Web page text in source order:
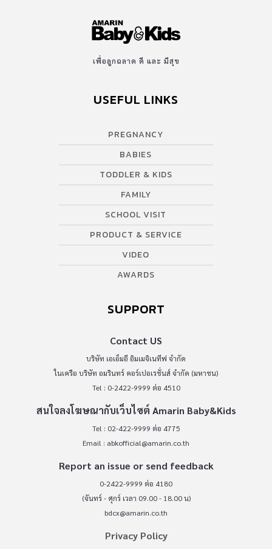
เพื่อลูกฉลาด ดี และ มีสุข
USEFUL LINKS
PREGNANCY
BABIES
TODDLER & KIDS
FAMILY
SCHOOL VISIT
PRODUCT & SERVICE
VIDEO
AWARDS
SUPPORT
Contact US
บริษัท เอเอ็มอี อิมเมจิเนทีฟ จำกัด
ในเครือ บริษัท อมรินทร์ คอร์เปอเรชั่นส์ จำกัด (มหาชน)
Tel : 0-2422-9999 ต่อ 4510
สนใจลงโฆษณากับเว็บไซต์ Amarin Baby&Kids
Tel : 02-422-9999 ต่อ 4775
Email : abkofficial@amarin.co.th
Report an issue or send feedback
0-2422-9999 ต่อ 4180
(จันทร์ - ศุกร์ เวลา 09.00 - 18.00 น)
bdcx@amarin.co.th
Privacy Policy